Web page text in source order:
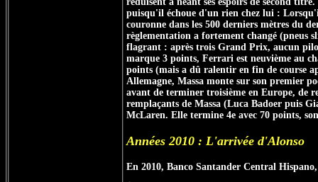
puisqu'il échoue d'un rien chez lui :
couronne dans les 500 derniers mètres du
règlementation a fortement changé (pneus
flagrant : après trois Grand Prix, aucun
marque 3 points, Ferrari est neuvième au
points (mais a dû ralentir en fin de course
Allemagne, Massa monte sur son premier
avant de terminer troisième en Europe, de
remplaçants de Massa (Luca Badoer puis
McLaren. Elle termine 4e avec 70 points,
Années 2010 : L'arrivée d'Alonso
En 2010, Banco Santander Central